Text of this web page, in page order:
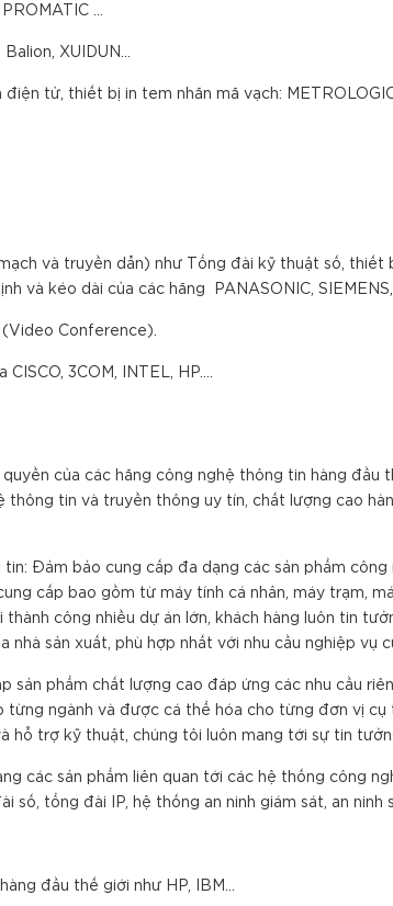
…
XUIDUN…
tử, thiết bị in tem nhãn mã vạch:
và truyền dẫn) như Tổng đài kỹ thuật số, thiết
và kéo dài của các hãng PANASONIC, SIEMENS,
Conference).
3COM, INTEL, HP….
của các hãng công nghệ thông tin hàng đầu
tin và truyền thông uy tín, chất lượng cao
tin: Đảm bảo cung cấp đa dạng các sản phẩm
cấp bao gồm từ máy tính cá nhân, máy trạm,
công nhiều dự án lớn, khách hàng luôn tin
sản xuất, phù hợp nhất với nhu cầu nghiệp vụ
sản phẩm chất lượng cao đáp ứng các nhu cầu
từng ngành và được cá thể hóa cho từng đơn vị
hỗ trợ kỹ thuật, chúng tôi luôn mang tới sự tin
các sản phẩm liên quan tới các hệ thống công
tổng đài IP, hệ thống an ninh giám sát, an ninh
đầu thế giới như HP, IBM…